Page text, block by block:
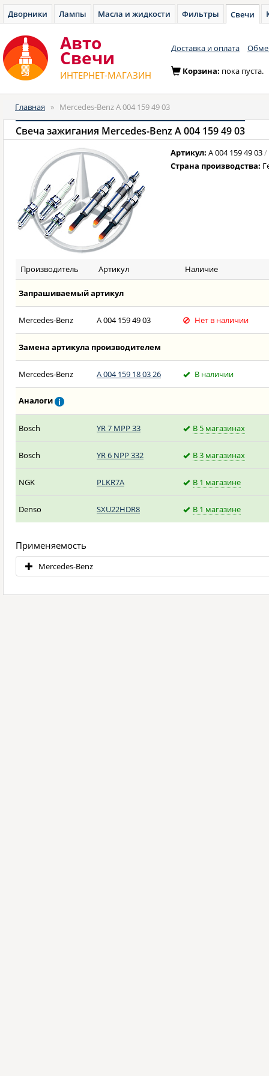
Дворники Лампы Масла и жидкости Фильтры Свечи
Авто
Cвечи
ИНТЕРНЕТ-МАГАЗИН
Доставка и оплата
Корзина: пока пуста.
Главная » Mercedes-Benz A 004 159 49 03
Свеча зажигания Mercedes-Benz A 004 159 49 03
Артикул: A 004 159 49 03/
Страна производства:
Производитель Артикул Наличие
Запрашиваемый артикул
Mercedes-Benz A 004 159 49 03 Нет в наличии
Замена артикула производителем
Mercedes-Benz A 004 159 18 03 26 В наличии
Аналоги
Bosch YR 7 MPP 33 В 5 магазинах
Bosch YR 6 NPP 332 В 3 магазинах
NGK PLKR7A В 1 магазине
Denso SXU22HDR8 В 1 магазине
Применяемость
Mercedes-Benz